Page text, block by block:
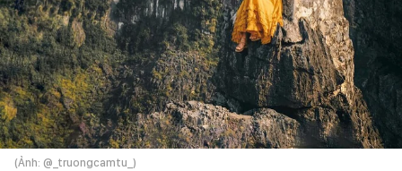
(Ảnh: @_truongcamtu_)